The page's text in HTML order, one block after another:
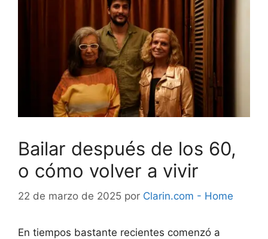
Bailar después de los 60,
o cómo volver a vivir
22 de marzo de 2025 por Clarin.com - Home
En tiempos bastante recientes comenzó a